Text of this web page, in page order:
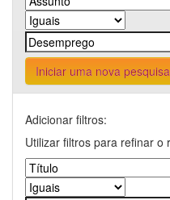
Iniciar uma nova pesquisa
Adicionar filtros:
Utilizar filtros para refinar o